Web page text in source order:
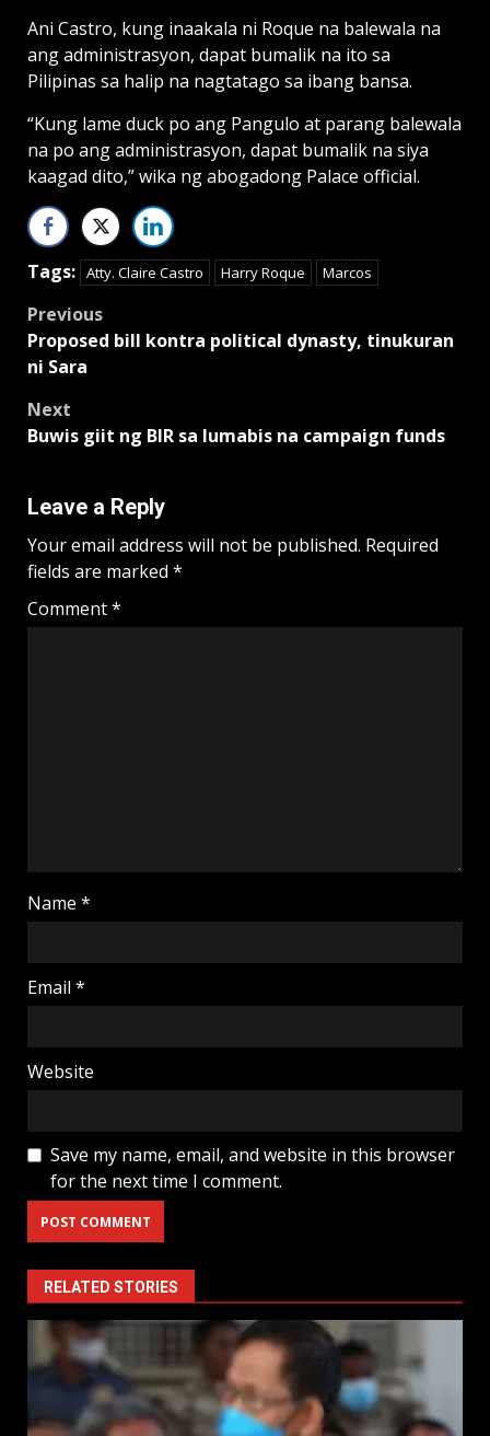
Ani Castro, kung inaakala ni Roque na balewala na
ang administrasyon, dapat bumalik na ito sa
Pilipinas sa halip na nagtatago sa ibang bansa.
“Kung lame duck po ang Pangulo at parang balewala
na po ang administrasyon, dapat bumalik na siya
kaagad dito,” wika ng abogadong Palace official.
Tags: Atty. Claire Castro Harry Roque Marcos
Post
navigation
Previous
Proposed bill kontra political dynasty, tinukuran
ni Sara
Next
Buwis giit ng BIR sa lumabis na campaign funds
Leave a Reply
Your email address will not be published. Required
fields are marked *
Comment*
Name *
Email *
Website
Save my name, email, and website in this browser
for the next time I comment.
RELATED STORIES